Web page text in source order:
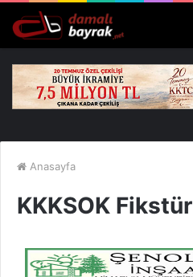
Anasayfa
KKKSOK Fikstür